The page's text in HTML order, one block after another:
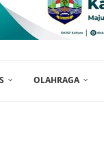
OLAHRAGA